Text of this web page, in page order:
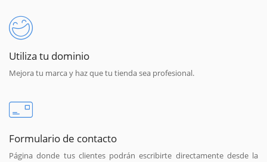
Utiliza tu dominio
Mejora tu marca y haz que tu tienda sea profesional.
Formulario de contacto
Página donde tus clientes podrán escribirte directamente desde la